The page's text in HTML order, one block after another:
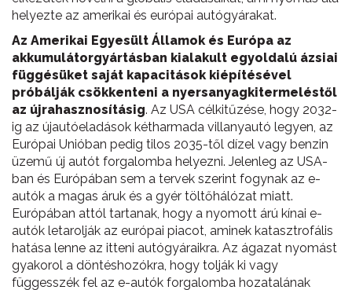
helyezte az amerikai és európai autógyárakat.
Az Amerikai Egyesült Államok és Európa az
akkumulátorgyártásban kialakult egyoldalú ázsiai
függésüket saját kapacitások kiépítésével
próbálják csökkenteni a nyersanyagkitermeléstől
az újrahasznosításig. Az USA célkitűzése, hogy 2032-
ig az újautóeladások kétharmada villanyautó legyen, az
Európai Unióban pedig tilos 2035-től dízel vagy benzin
üzemű új autót forgalomba helyezni. Jelenleg az USA-
ban és Európában sem a tervek szerint fogynak az e-
autók a magas áruk és a gyér töltőhálózat miatt.
Európában attól tartanak, hogy a nyomott árú kínai e-
autók letarolják az európai piacot, aminek katasztrofális
hatása lenne az itteni autógyáraikra. Az ágazat nyomást
gyakorol a döntéshozókra, hogy tolják ki vagy
függesszék fel az e-autók forgalomba hozatalának